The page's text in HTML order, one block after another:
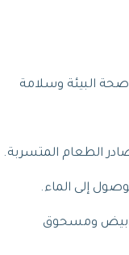
البيئة وسلامة
الطعام المتسربة.
إلى الماء.
ومسحوق